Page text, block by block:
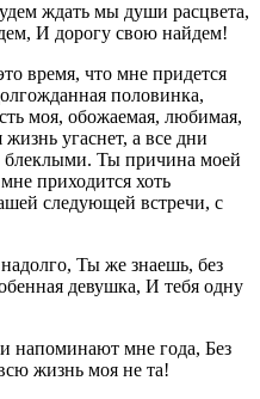
ждать мы души расцвета,
И дорогу свою найдем!
время, что мне придется
половинка,
моя, обожаемая, любимая,
жизнь угаснет, а все дни
блеклыми. Ты причина моей
приходится хоть
следующей встречи, с
Ты же знаешь, без
девушка, И тебя одну
напоминают мне года, Без
жизнь моя не та!